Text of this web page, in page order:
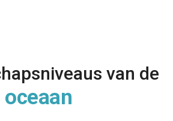
van de
oceaan